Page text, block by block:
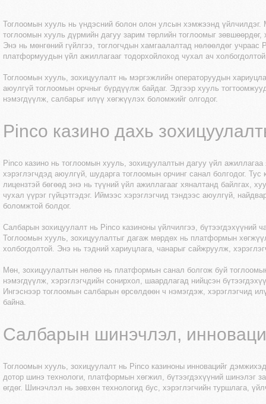
Тоглоомын хууль нь үндэсний болон олон улсын хэмжээнд үйлчилдэг.
тоглоомын хууль дүрмийн дагуу зарим төрлийн тоглоомыг зөвшөөрдөг,
Энэ нь мөнгөний гүйлгээ, тоглогчдын хамгаалалтад нөлөөлдөг учраас
платформуудын үйл ажиллагааг тодорхойлоход чухал ач
Тоглоомын хууль, зохицуулалт нь мэргэжлийн операторуудын
аюулгүй тоглоомын орчныг бүрдүүлж байдаг. Эдгээр хууль
нэмэгдүүлж, салбарыг илүү хөгжүүлэх боломжийг олгодог.
Pinco казино дахь
Pinco казино нь тоглоомын хууль, зохицуулалтын дагуу үйл
хэрэглэгчдэд аюулгүй, шударга тоглоомын орчинг санал болгодог. Тус
лицензтэй бөгөөд энэ нь түүний үйл ажиллагааг хяналтанд байлгах,
чухал үүрэг гүйцэтгэдэг. Иймээс хэрэглэгчид тэндээс аюулгүй,
боломжтой болдог.
Салбарын зохицуулалт нь Pinco казиноны үйлчилгээ, бүтээгдэхүүний
Тоглоомын хууль, зохицуулалтыг дагаж мөрдөх нь платформын
холбогдолтой. Энэ нь тэдний хариуцлага, чанарыг сайжруулж,
Мөн, зохицуулалтын нөлөө нь платформын санал болгож буй
нэмэгдүүлж, хэрэглэгчдийн сонирхол, шаардлагад нийцсэн
Ингэснээр тоглоомын салбарын өрсөлдөөн ч нэмэгдэж, хэрэглэгчид
байна.
Салбарын шинэчлэл,
Тоглоомын хууль, зохицуулалт нь Pinco казиноны инновацийг
дотор шинэ технологи, платформын хөгжил, бүтээгдэхүүний шинэлэг
өгдөг. Шинэчлэл нь зөвхөн технологид бус, хэрэглэгчийн туршлага,